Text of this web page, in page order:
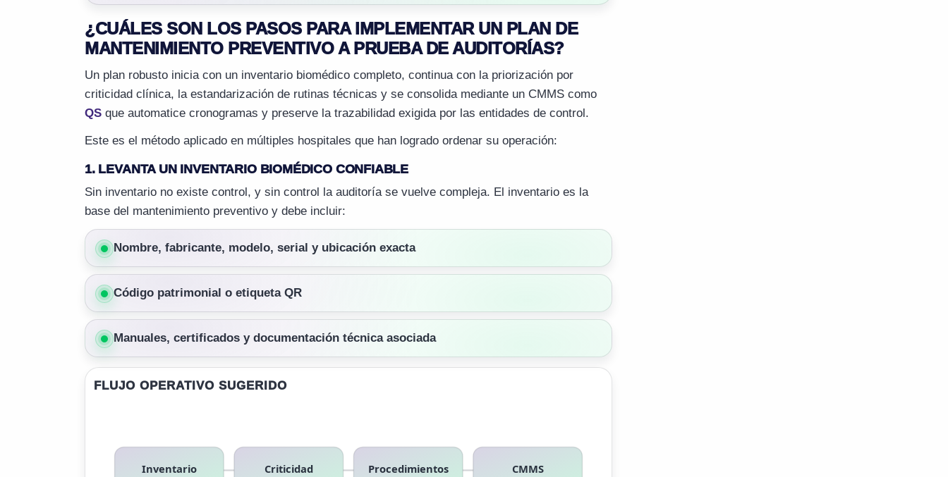
¿CUÁLES SON LOS PASOS PARA IMPLEMENTAR UN PLAN DE
MANTENIMIENTO PREVENTIVO A PRUEBA DE AUDITORÍAS?
Un plan robusto inicia con un inventario biomédico completo, continua con la priorización por
criticidad clínica, la estandarización de rutinas técnicas y se consolida mediante un CMMS como
QS que automatice cronogramas y preserve la trazabilidad exigida por las entidades de control.
Este es el método aplicado en múltiples hospitales que han logrado ordenar su operación:
1. LEVANTA UN INVENTARIO BIOMÉDICO CONFIABLE
Sin inventario no existe control, y sin control la auditoría se vuelve compleja. El inventario es la
base del mantenimiento preventivo y debe incluir:
Nombre, fabricante, modelo, serial y ubicación exacta
Código patrimonial o etiqueta QR
Manuales, certificados y documentación técnica asociada
FLUJO OPERATIVO SUGERIDO
Inventario Criticidad Procedimientos CMMS